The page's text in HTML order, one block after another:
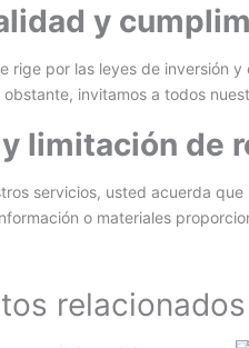
y
rige por las leyes de inversión
invitamos a todos
y limitación de
servicios, usted acuerda
o materiales
relacionados